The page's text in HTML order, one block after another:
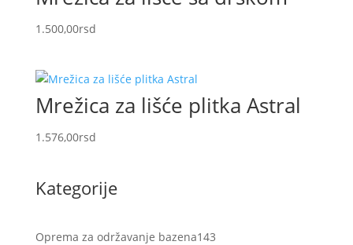
1.500,00rsd
Mrežica za lišće plitka Astral
1.576,00rsd
Kategorije
Oprema za održavanje bazena143143